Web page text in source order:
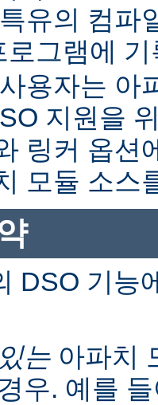
유의 컴파
로그램에
용자는 아
지원을
링커 옵션
모듈 소스
DSO 기능
는 아파치
우. 예를